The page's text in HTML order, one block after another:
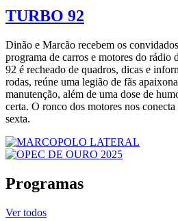
TURBO 92
Dinão e Marcão recebem os
programa de carros e motores do
92 é recheado de quadros, dicas e
rodas, reúne uma legião de fãs
manutenção, além de uma dose de
certa. O ronco dos motores nos
sexta.
Programas
Ver todos